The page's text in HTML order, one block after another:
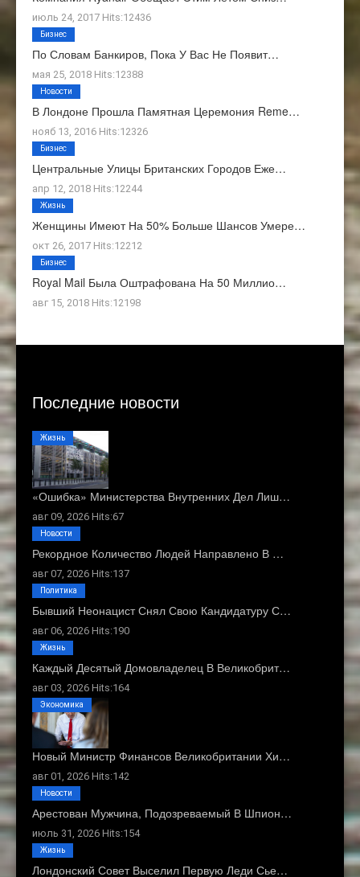
июль 24, 2017 Hits:12436
По Словам Банкиров, Пока У Вас Не Появит…
мая 25, 2018 Hits:12388
Бизнес
В Лондоне Прошла Памятная Церемония Reme…
нояб 13, 2016 Hits:12326
Новости
Центральные Улицы Британских Городов Еже…
апр 12, 2018 Hits:12244
Бизнес
Женщины Имеют На 50% Больше Шансов Умере…
окт 26, 2017 Hits:12212
Жизнь
Royal Mail Была Оштрафована На 50 Миллио…
авг 15, 2018 Hits:12198
Бизнес
Последние новости
«Ошибка» Министерства Внутренних Дел Лиш…
авг 09, 2026 Hits:67
Жизнь
Рекордное Количество Людей Направлено В …
авг 07, 2026 Hits:137
Новости
Бывший Неонацист Снял Свою Кандидатуру С…
авг 06, 2026 Hits:190
Политика
Каждый Десятый Домовладелец В Великобрит…
авг 03, 2026 Hits:164
Жизнь
Новый Министр Финансов Великобритании Хи…
авг 01, 2026 Hits:142
Экономика
Арестован Мужчина, Подозреваемый В Шпион…
июль 31, 2026 Hits:154
Новости
Лондонский Совет Выселил Первую Леди Сье…
Жизнь